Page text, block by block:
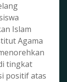
Islam
Agama
tingkat
positif atas